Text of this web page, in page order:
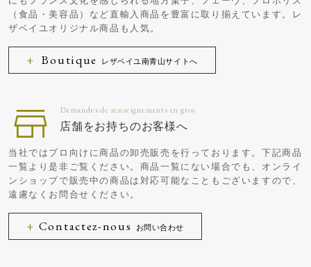
（食品・美容品）など直輸入商品を豊富に取り揃えています。レ
ザベイユオリジナル商品も人気。
Boutique レザベイユ南青山サイトへ
店舗をお持ちのお客様へ
当社ではプロ向けに商品の卸売販売を行っております。下記商品
一覧より是非ご覧ください。商品一覧にない場合でも、オンライ
ンショップで販売中の商品は対応可能なこともございますので、
遠慮なくお問合せください。
Contactez-nous お問い合わせ